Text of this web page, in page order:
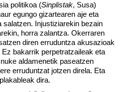
politikoa (Sinplistak, Susa)
egungo gizartearen aje eta
salatzen. Injustiziarekin bezain
horra zalantza. Okerraren
diren erruduntza akusazioak
bakarrik perpetratzaileak eta
aldamenetik paseatzen
erruduntzat jotzen direla. Eta
dira.